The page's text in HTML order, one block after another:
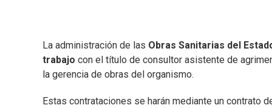
La administración de las Obras Sanitarias del
trabajo con el título de consultor asistente de
la gerencia de obras del organismo.
Estas contrataciones se harán mediante un contrato